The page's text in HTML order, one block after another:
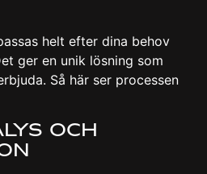
helt efter dina behov
ger en unik lösning som
Så här ser processen
Och